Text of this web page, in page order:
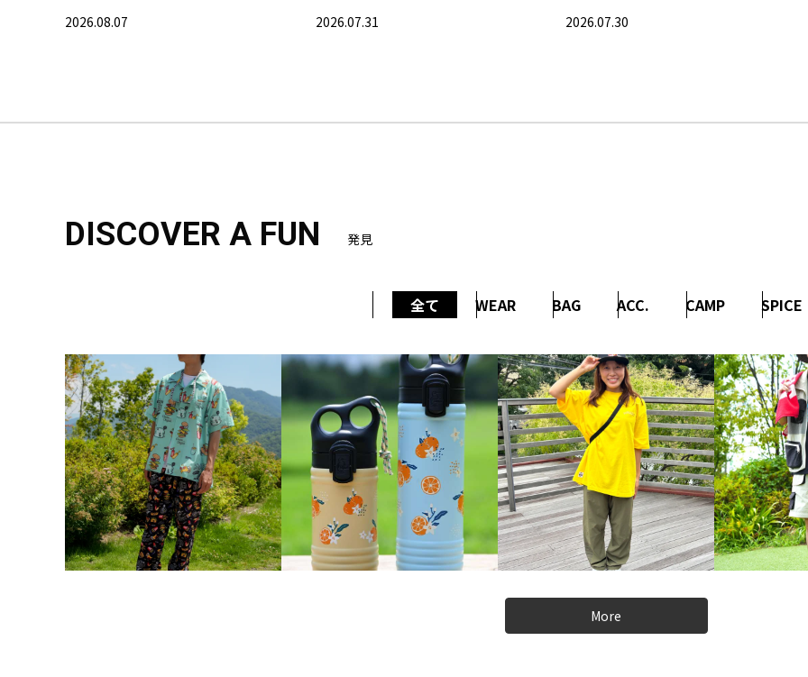
2026.08.07 2026.07.31 2026.07.30
DISCOVER A FUN 発見
全て WEAR BAG ACC. CAMP SPICE
More